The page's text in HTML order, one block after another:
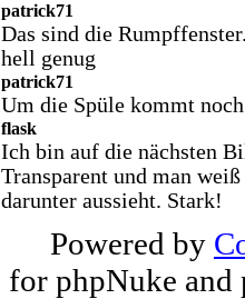
patrick71
Das sind die
hell genug
patrick71
Um die Spüle kommt
flask
Ich bin auf die nächsten
Transparent und man
darunter aussieht. Stark!
Powered by
for phpNuke